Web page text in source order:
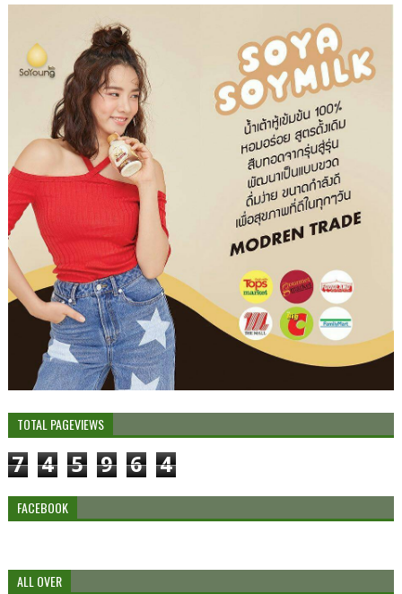
TOTAL PAGEVIEWS
7 4 5 9 6 4
FACEBOOK
ALL OVER